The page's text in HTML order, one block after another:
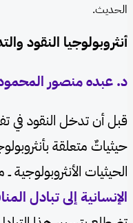
الحديث.
أنثروبولوجيا النقود
د. عبده منصور
قبل أن تدخل النقود في
حيثياتٌ متعلقة
الحيثيات الأنثروبولوجية
الإنسانية إلى تبادل